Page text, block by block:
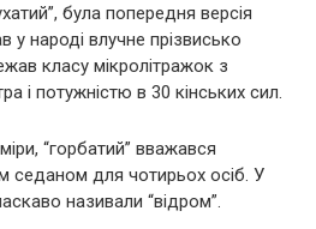
була попередня версія
народі влучне прізвисько
класу мікролітражок з
і потужністю в 30 кінських сил.
“горбатий” вважався
седаном для чотирьох осіб. У
називали “відром”.